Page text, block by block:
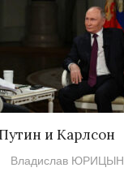
и Карлсон
Владислав ЮРИЦЫН